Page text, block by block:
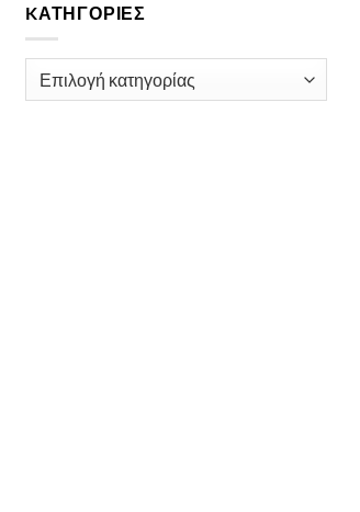
KΑΤΗΓΟΡΊΕΣ
Kατηγορίες